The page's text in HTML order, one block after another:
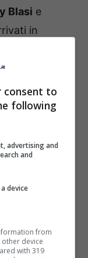
Blasi e
in
battuta.
“, ha infatti
“E noi
non mi
La
“Ma dai,
consent to
following
advertising and
and
device
from
device
with 319